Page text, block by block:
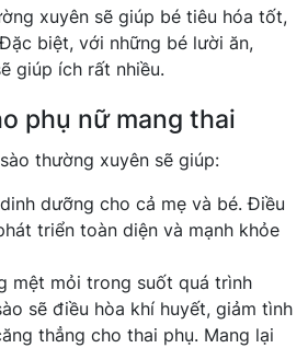
xuyên sẽ giúp bé tiêu hóa tốt,
biệt, với những bé lười ăn,
giúp ích rất nhiều.
phụ nữ mang thai
thường xuyên sẽ giúp:
dưỡng cho cả mẹ và bé. Điều
triển toàn diện và mạnh khỏe
mệt mỏi trong suốt quá trình
sẽ điều hòa khí huyết, giảm tình
thẳng cho thai phụ. Mang lại